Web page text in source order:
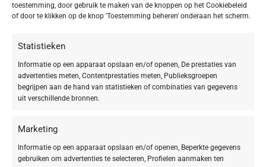
toestemming, door gebruik te maken van de knoppen op het Cookiebeleid
of door te klikken op de knop 'Toestemming beheren' onderaan het scherm.
Statistieken
Informatie op een apparaat opslaan en/of openen, De prestaties van
advertenties meten, Contentprestaties meten, Publieksgroepen
begrijpen aan de hand van statistieken of combinaties van gegevens
uit verschillende bronnen.
Marketing
Informatie op een apparaat opslaan en/of openen, Beperkte gegevens
gebruiken om advertenties te selecteren, Profielen aanmaken ten
DOCTOR BABOR – REGENERATION
94,90 €75,92
DOCTOR BABOR – REGENERATION